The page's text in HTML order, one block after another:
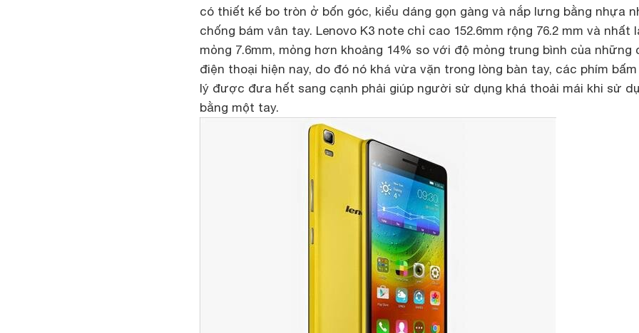
có thiết kế bo tròn ở bốn góc, kiểu dáng gọn gàng và nắp lưng bằng nhựa
chống bám vân tay. Lenovo K3 note chỉ cao 152.6mm rộng 76.2 mm và nhất
mỏng 7.6mm, mỏng hơn khoảng 14% so với độ mỏng trung bình của những
điện thoại hiện nay, do đó nó khá vừa vặn trong lòng bàn tay, các phím
lý được đưa hết sang cạnh phải giúp người sử dụng khá thoải mái khi sử
bằng một tay.